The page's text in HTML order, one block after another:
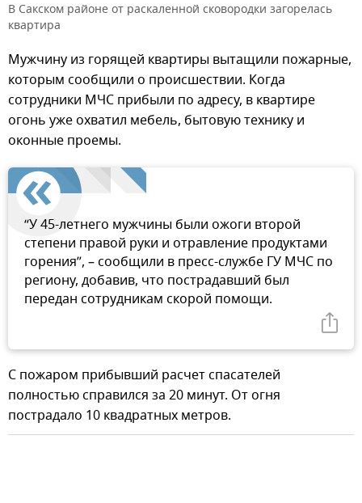
В Сакском районе от раскаленной сковородки загорелась
квартира
Мужчину из горящей квартиры вытащили пожарные,
которым сообщили о происшествии. Когда
сотрудники МЧС прибыли по адресу, в квартире
огонь уже охватил мебель, бытовую технику и
оконные проемы.
“У 45-летнего мужчины были ожоги второй
степени правой руки и отравление продуктами
горения”, – сообщили в пресс-службе ГУ МЧС по
региону, добавив, что пострадавший был
передан сотрудникам скорой помощи.
С пожаром прибывший расчет спасателей
полностью справился за 20 минут. От огня
пострадало 10 квадратных метров.